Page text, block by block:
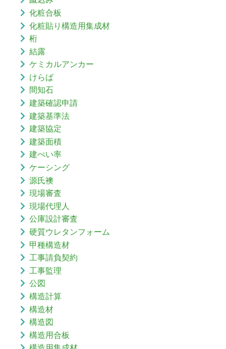
化粧合板
化粧貼り構造用集成材
桁
結露
ケミカルアンカー
けらば
間知石
建築確認申請
建築基準法
建築協定
建築面積
建ぺい率
ケーシング
源氏襖
現場審査
現場代理人
公庫設計審査
硬質ウレタンフォーム
甲種構造材
工事請負契約
工事監理
公図
構造計算
構造材
構造図
構造用合板